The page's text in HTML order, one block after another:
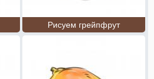
Рисуем грейпфрут